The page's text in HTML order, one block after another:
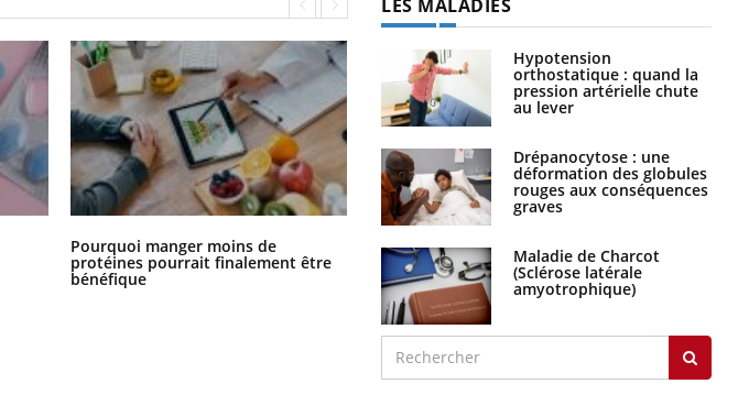
Pourquoi manger moins de
protéines pourrait finalement être
bénéfique
science
LES MALADIES
Hypotension
orthostatique : quand la
pression artérielle chute
au lever
Drépanocytose : une
déformation des globules
rouges aux conséquences
graves
Maladie de Charcot
(Sclérose latérale
amyotrophique)